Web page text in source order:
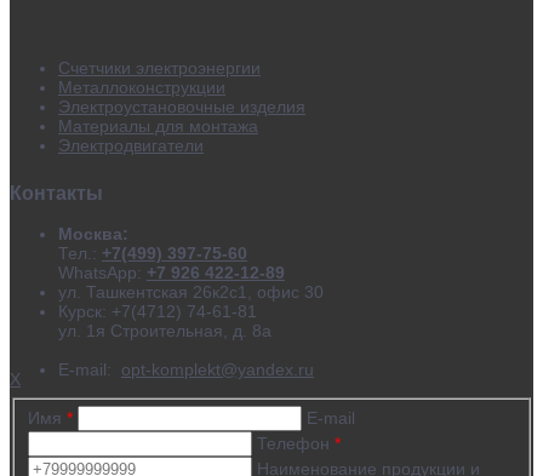
Счетчики электроэнергии
Металлоконструкции
Электроустановочные изделия
Материалы для монтажа
Электродвигатели
Контакты
Москва:
Тел.: +7(499) 397-75-60
WhatsApp: +7 926 422-12-89
ул. Ташкентская 26к2с1, офис 30
Курск: +7(4712) 74-61-81
ул. 1я Строительная, д. 8а
E-mail: opt-komplekt@yandex.ru
X
Имя *
E-mail
Телефон *
Наименование продукции и